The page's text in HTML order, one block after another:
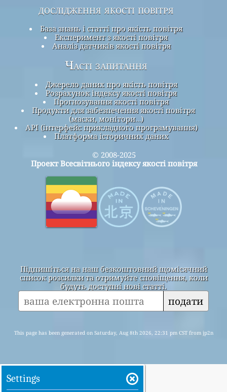
дослідження якості повітря
База знань і статті про якість повітря
Експеримент з якості повітря
Аналіз датчиків якості повітря
Часті запитання
Джерело даних про якість повітря
Розрахунок індексу якості повітря
Прогнозування якості повітря
Продукти для забезпечення якості повітря
(маски, монітори…)
API (інтерфейс прикладного програмування)
Платформа історичних даних
© 2008-2025
Проект Всесвітнього індексу якості повітря
Підпишіться на наш безкоштовний щомісячний
список розсилки та отримуйте сповіщення, коли
будуть доступні нові статті.
подати
This page has been generated on Saturday, Aug 8th 2026, 22:31 pm CST from jp2n
Settings